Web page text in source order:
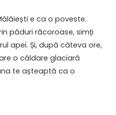
e ca o poveste.
păduri răcoroase, simți
apei. Și, după câteva ore,
o căldare glaciară
te așteaptă ca o